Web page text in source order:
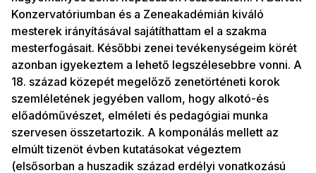
Konzervatóriumban és a Zeneakadémián kiváló
mesterek irányításával sajátíthattam el a szakma
mesterfogásait. Későbbi zenei tevékenységeim körét
azonban igyekeztem a lehető legszélesebbre vonni. A
18. század közepét megelőző zenetörténeti korok
szemléletének jegyében vallom, hogy alkotó-és
előadóművészet, elméleti és pedagógiai munka
szervesen összetartozik. A komponálás mellett az
elmúlt tizenöt évben kutatásokat végeztem
(elsősorban a huszadik század erdélyi vonatkozású